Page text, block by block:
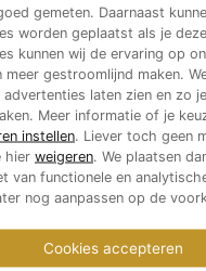
keramiek
interiorart.nl
gemeten. Daarnaast
worden geplaatst als je
kunnen wij de ervaring op
meer gestroomlijnd maken.
advertenties laten zien en zo
Meer informatie of je
instellen. Liever toch geen
hier weigeren. We plaatsen
van functionele en
nog aanpassen op de
Cookies accepteren